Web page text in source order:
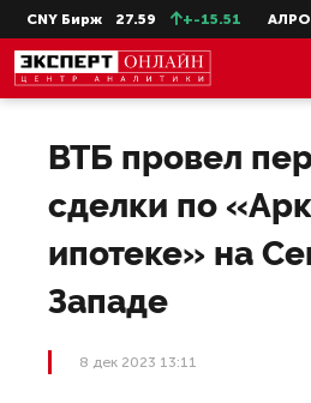
CNY Бирж 27.59 +-15.51 АЛРОСА
ВТБ провел
сделки по
ипотеке» на
Западе
8 дек 2023 13:11